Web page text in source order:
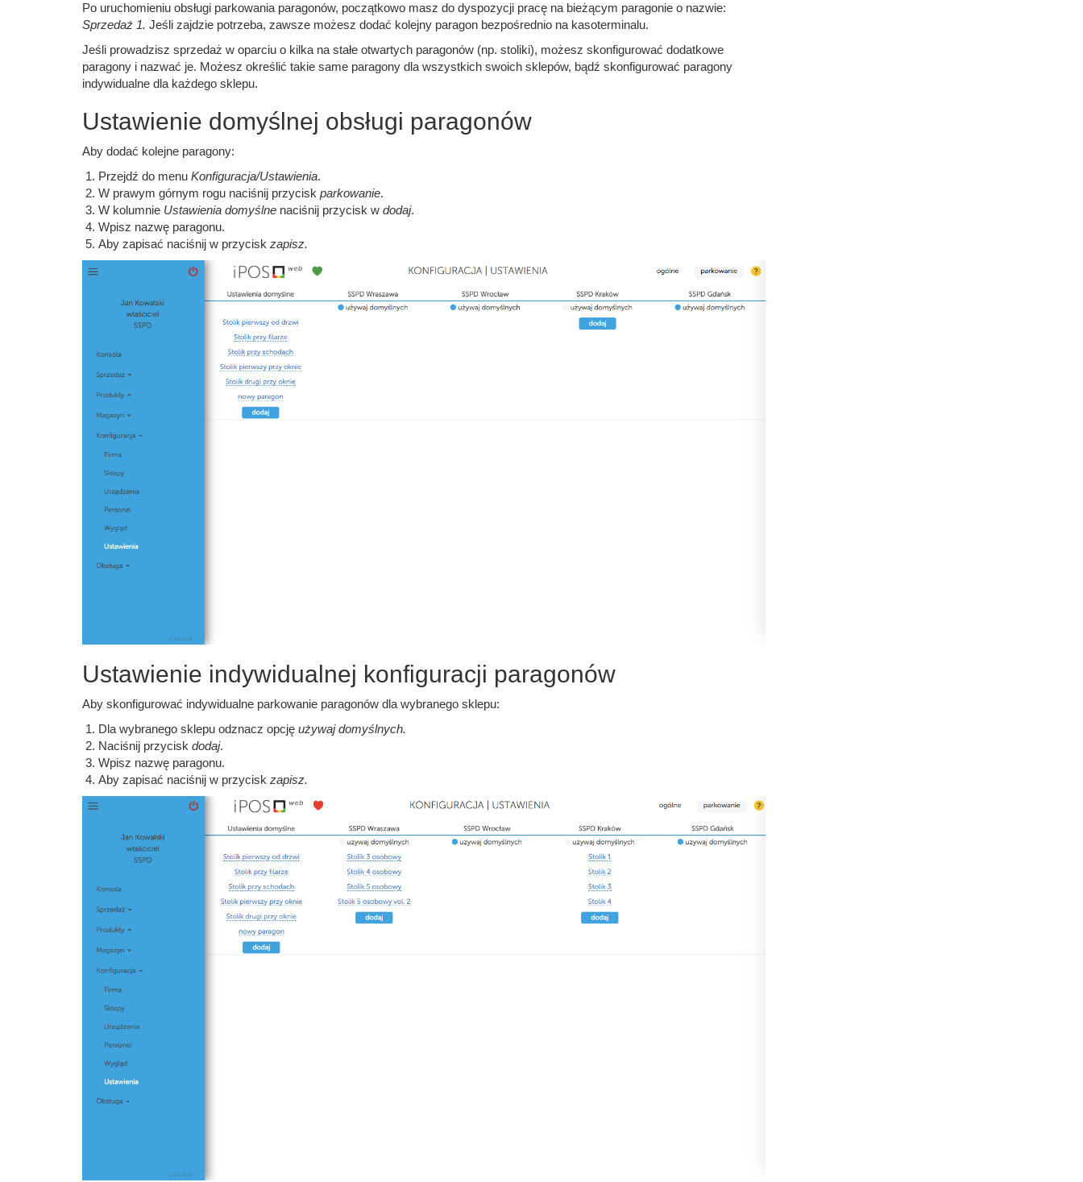
Po uruchomieniu obsługi parkowania paragonów, początkowo masz do dyspozycji pracę na bieżącym paragonie o nazwie:
Sprzedaż 1. Jeśli zajdzie potrzeba, zawsze możesz dodać kolejny paragon bezpośrednio na kasoterminalu.
Jeśli prowadzisz sprzedaż w oparciu o kilka na stałe otwartych paragonów (np. stoliki), możesz skonfigurować dodatkowe
paragony i nazwać je. Możesz określić takie same paragony dla wszystkich swoich sklepów, bądź skonfigurować paragony
indywidualne dla każdego sklepu.
Ustawienie domyślnej obsługi paragonów
Aby dodać kolejne paragony:
Przejdź do menu Konfiguracja/Ustawienia.
W prawym górnym rogu naciśnij przycisk parkowanie.
W kolumnie Ustawienia domyślne naciśnij przycisk w dodaj.
Wpisz nazwę paragonu.
Aby zapisać naciśnij w przycisk zapisz.
Ustawienie indywidualnej konfiguracji paragonów
Aby skonfigurować indywidualne parkowanie paragonów dla wybranego sklepu:
Dla wybranego sklepu odznacz opcję używaj domyślnych.
Naciśnij przycisk dodaj.
Wpisz nazwę paragonu.
Aby zapisać naciśnij w przycisk zapisz.